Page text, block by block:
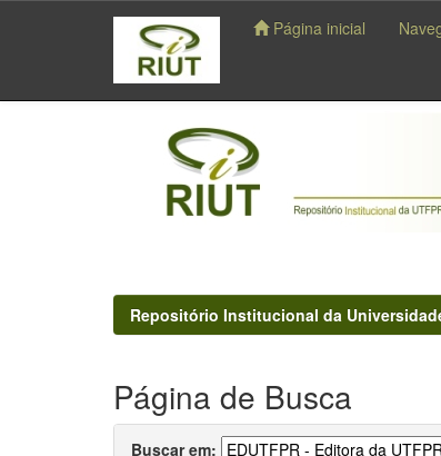
navigation
Página inicial
Repositório Institucional da
Página de Busca
Buscar em: